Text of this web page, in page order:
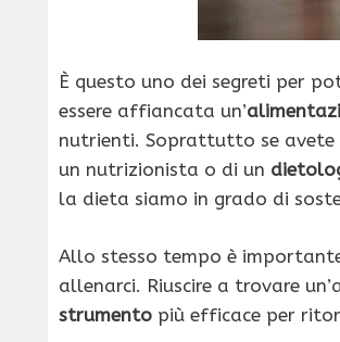
È questo uno dei segreti per
essere affiancata un’
nutrienti. Soprattutto se avete
un nutrizionista o di un
la dieta siamo in grado di
Allo stesso tempo è
allenarci. Riuscire a trovare
strumento più efficace per